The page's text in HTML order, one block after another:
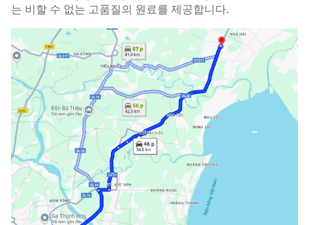
는 비할 수 없는 고품질의 원료를 제공합니다.